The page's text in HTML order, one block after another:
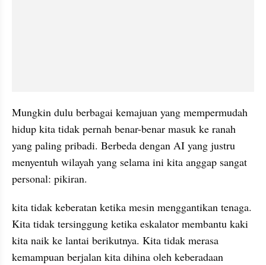
Mungkin dulu berbagai kemajuan yang mempermudah
hidup kita tidak pernah benar-benar masuk ke ranah
yang paling pribadi. Berbeda dengan AI yang justru
menyentuh wilayah yang selama ini kita anggap sangat
personal: pikiran.
kita tidak keberatan ketika mesin menggantikan tenaga.
Kita tidak tersinggung ketika eskalator membantu kaki
kita naik ke lantai berikutnya. Kita tidak merasa
kemampuan berjalan kita dihina oleh keberadaan